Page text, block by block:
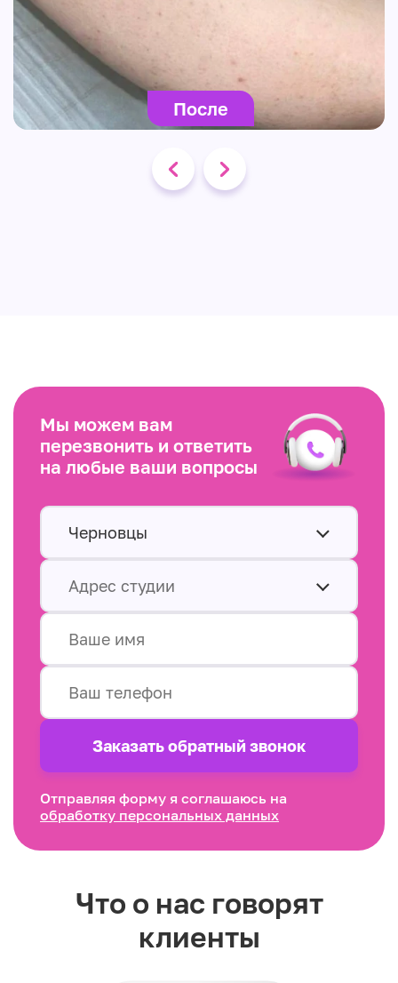
После
Мы можем вам
перезвонить и ответить
на любые ваши вопросы
Черновцы
Адрес студии
Заказать обратный звонок
Отправляя форму я соглашаюсь на
обработку персональных данных
Что о нас говорят
клиенты